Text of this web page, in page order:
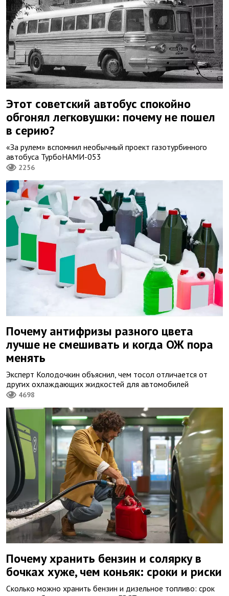
Этот советский автобус спокойно
обгонял легковушки: почему не пошел
в серию?
«За рулем» вспомнил необычный проект газотурбинного
автобуса ТурбоНАМИ-053
2256
Почему антифризы разного цвета
лучше не смешивать и когда ОЖ пора
менять
Эксперт Колодочкин объяснил, чем тосол отличается от
других охлаждающих жидкостей для автомобилей
4698
Почему хранить бензин и солярку в
бочках хуже, чем коньяк: сроки и риски
Сколько можно хранить бензин и дизельное топливо: срок